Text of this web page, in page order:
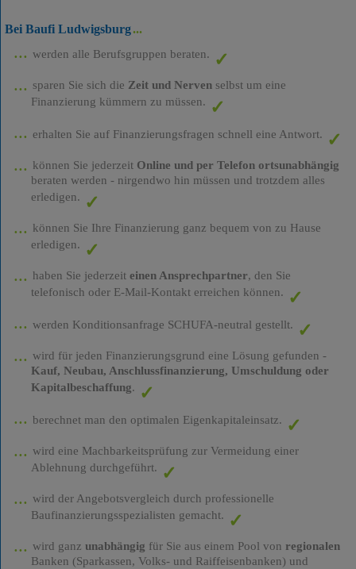
Bei Baufi Ludwigsburg
werden alle Berufsgruppen beraten.
sparen Sie sich die Zeit und Nervenselbst um eine
Finanzierung kümmern zu müssen.
erhalten Sie auf Finanzierungsfragen schnell eine Antwort.
können Sie jederzeit Online und per Telefon ortsunabhängig
beraten werden - nirgendwo hin müssen und trotzdem alles
erledigen.
können Sie Ihre Finanzierung ganz bequem von zu Hause
erledigen.
haben Sie jederzeit einen Ansprechpartner, den Sie
telefonisch oder E-Mail-Kontakt erreichen können.
werden Konditionsanfrage SCHUFA-neutral gestellt.
wird für jeden Finanzierungsgrund eine Lösung gefunden -
Kauf, Neubau, Anschlussfinanzierung, Umschuldung oder
Kapitalbeschaffung.
berechnet man den optimalen Eigenkapitaleinsatz.
wird eine Machbarkeitsprüfung zur Vermeidung einer
Ablehnung durchgeführt.
wird der Angebotsvergleich durch professionelle
Baufinanzierungsspezialisten gemacht.
wird ganz unabhängig für Sie aus einem Pool von regionalen
Banken (Sparkassen, Volks- und Raiffeisenbanken) und